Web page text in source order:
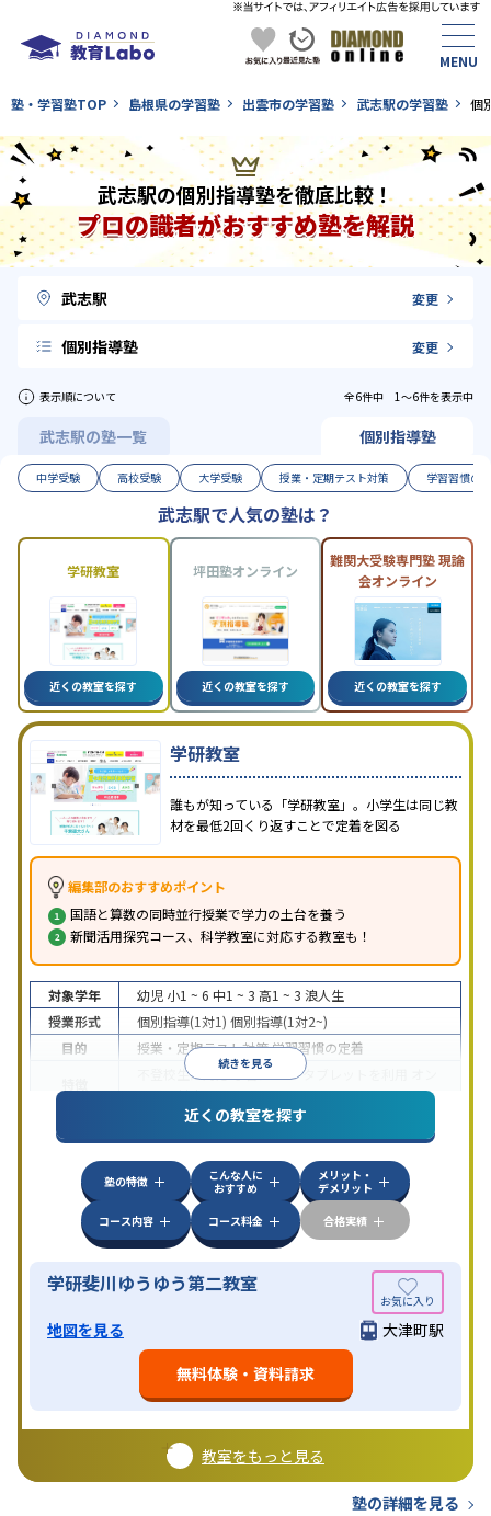
塾・学習塾TOP 島根県の学習塾 出雲市の学習塾 武志駅の学習塾 個
武志駅の個別指導塾を徹底比較！
プロの識者がおすすめ塾を解説
武志駅 変更
個別指導塾 変更
表示順について 全6件中 1〜6件を表示中
武志駅の塾一覧 個別指導塾
中学受験 高校受験 大学受験 授業・定期テスト対策 学習習慣の
武志駅で人気の塾は？
学研教室
近くの教室を探す
坪田塾オンライン
近くの教室を探す
難関大受験専門塾 現論
会オンライン
近くの教室を探す
学研教室
誰もが知っている「学研教室」。小学生は同じ教
材を最低2回くり返すことで定着を図る
編集部のおすすめポイント
国語と算数の同時並行授業で学力の土台を養う
新聞活用探究コース、科学教室に対応する教室も！
続きを見る
対象学年 幼児 小1 ~ 6 中1 ~ 3 高1 ~ 3 浪人生
授業形式
個別指導(1対1) 個別指導(1対2~)
目的
授業・定期テスト対策学習習慣の定着
不登校生に対応学習にPC・タブレットを利用
ライン対応
近くの教室を探す
塾の特徴
こんな人に
おすすめ
メリット・
デメリット
コース内容
コース料金 合格実績
学研斐川ゆうゆう第二教室
地図を見る
大津町駅
無料体験・資料請求
教室をもっと見る
塾の詳細を見る